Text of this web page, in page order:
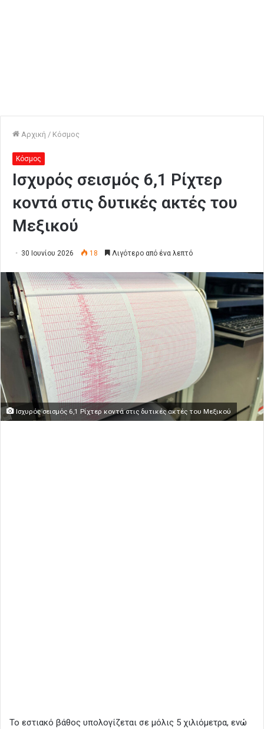
Αρχική / Κόσμος
Κόσμος
Ισχυρός σεισμός 6,1 Ρίχτερ
κοντά στις δυτικές ακτές του
Μεξικού
30 Ιουνίου 2026 18 Λιγότερο από ένα λεπτό
Ισχυρός σεισμός 6,1 Ρίχτερ κοντά στις δυτικές ακτές του Μεξικού
Το εστιακό βάθος υπολογίζεται σε μόλις 5 χιλιόμετρα, ενώ